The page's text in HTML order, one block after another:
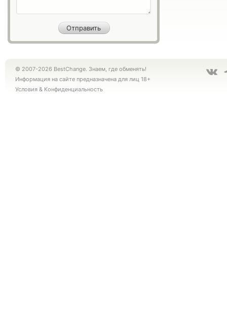
© 2007-2026 BestChange. Знаем, где обменять!
Информация на сайте предназначена для лиц 18+
Условия & Конфиденциальность